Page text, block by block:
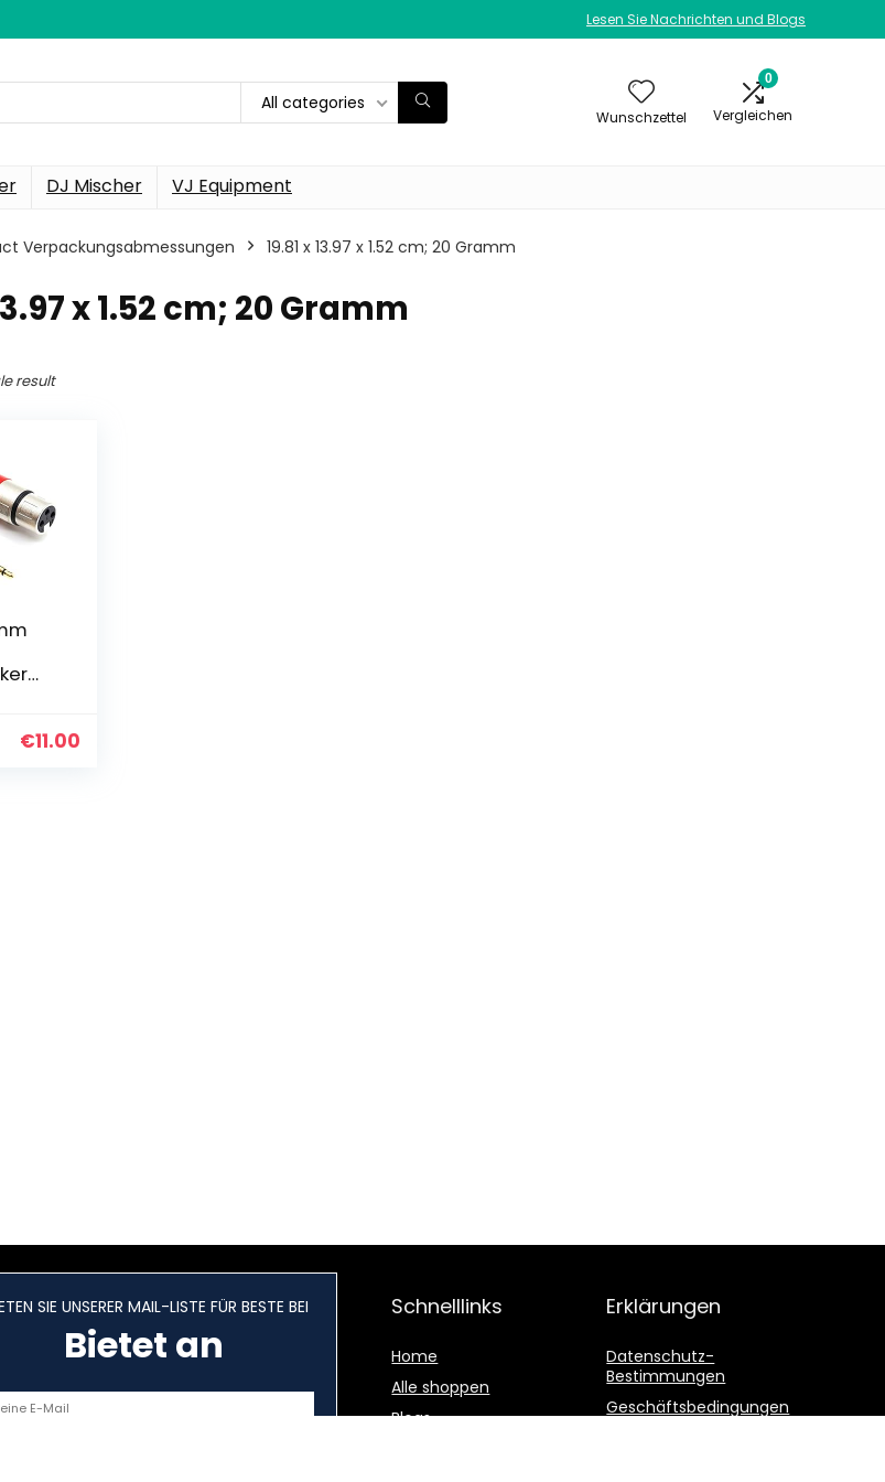
Lesen Sie Nachrichten und Blogs
All categories
Wunschzettel
0
Vergleichen
DJ Mischer VJ Equipment
Verpackungsabmessungen ‎19.81 x 13.97 x 1.52 cm; 20 Gramm
x 1.52 cm; 20 Gramm
result
€11.00
SIE UNSERER MAIL-LISTE FÜR BESTE BEI
Bietet an
Schnelllinks
Home
Alle shoppen
Blogs
Erklärungen
Datenschutz-
Bestimmungen
Geschäftsbedingungen